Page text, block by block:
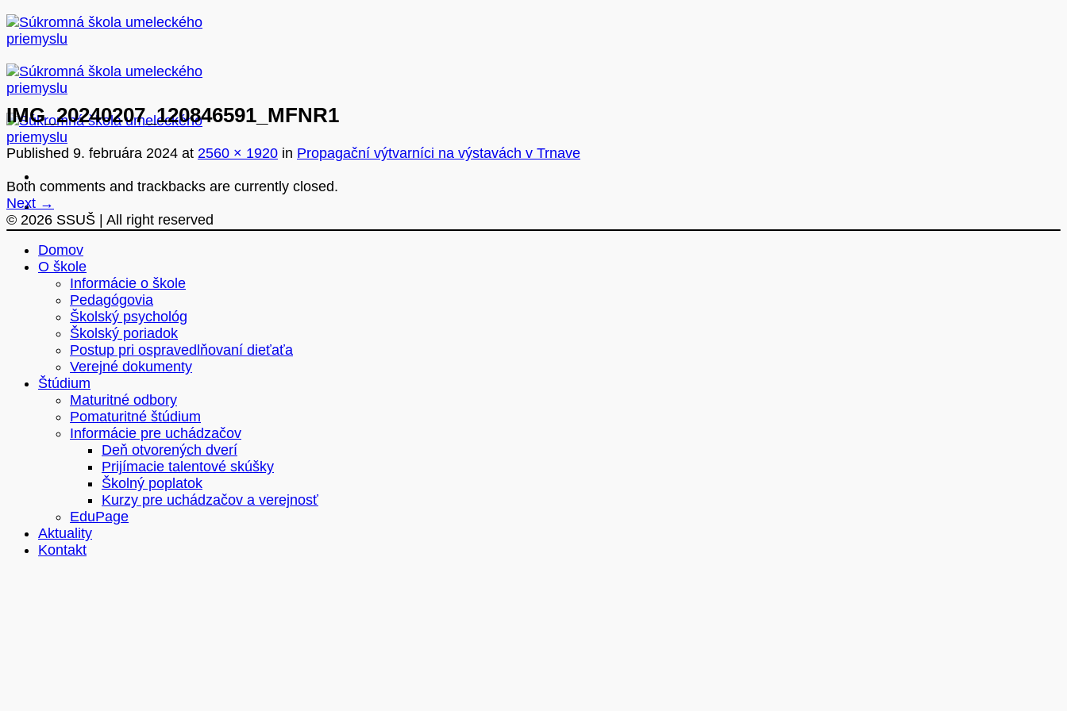
Skip
to
content
IMG_20240207_120846591_MFNR1
Published 9. februára 2024 at 2560 × 1920 in Propagační výtvarníci na výstavách v Trnave
Both comments and trackbacks are currently closed.
Next →
© 2026 SSUŠ | All right reserved
Domov
O škole
Informácie o škole
Pedagógovia
Školský psychológ
Školský poriadok
Postup pri ospravedlňovaní dieťaťa
Verejné dokumenty
Štúdium
Maturitné odbory
Pomaturitné štúdium
Informácie pre uchádzačov
Deň otvorených dverí
Prijímacie talentové skúšky
Školný poplatok
Kurzy pre uchádzačov a verejnosť
EduPage
Aktuality
Kontakt